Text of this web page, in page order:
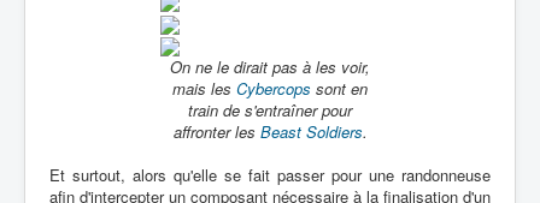
On ne le dirait pas à les voir,
mais les Cybercops sont en
train de s'entraîner pour
affronter les Beast Soldiers.
Et surtout, alors qu'elle se fait passer pour une randonneuse
afin d'intercepter un composant nécessaire à la finalisation d'un